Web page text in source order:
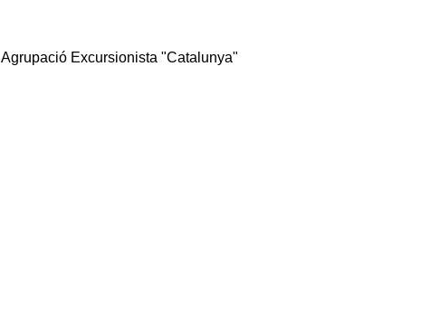
Agrupació Excursionista "Catalunya"